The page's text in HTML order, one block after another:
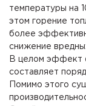
температуры на
этом горение
более
снижение
В целом эффект
составляет
Помимо этого